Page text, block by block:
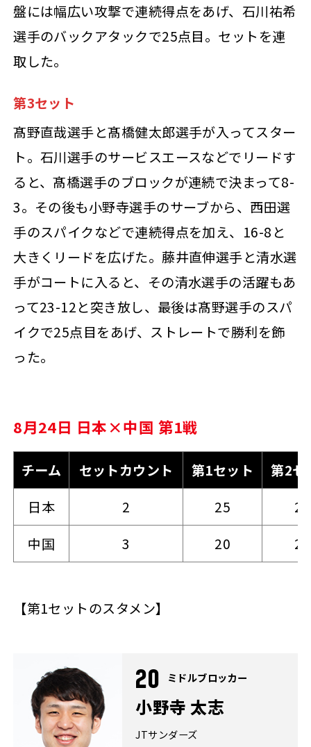
盤には幅広い攻撃で連続得点をあげ、石川祐希
選手のバックアタックで25点目。セットを連
取した。
第3セット
髙野直哉選手と髙橋健太郎選手が入ってスター
ト。石川選手のサービスエースなどでリードす
ると、髙橋選手のブロックが連続で決まって8-
3。その後も小野寺選手のサーブから、西田選
手のスパイクなどで連続得点を加え、16-8と
大きくリードを広げた。藤井直伸選手と清水選
手がコートに入ると、その清水選手の活躍もあ
って23-12と突き放し、最後は髙野選手のスパ
イクで25点目をあげ、ストレートで勝利を飾
った。
8月24日 日本×中国 第1戦
チーム セットカウント 第1セット
第2セ
日本
2 25
22
中国
3 20 25
【第1セットのスタメン】
20 ミドルブロッカー
小野寺 太志
JTサンダーズ